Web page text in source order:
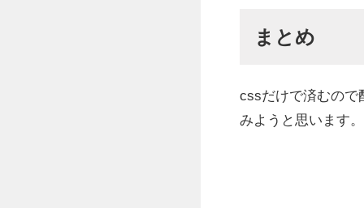
まとめ
cssだけで済むので
みようと思います。